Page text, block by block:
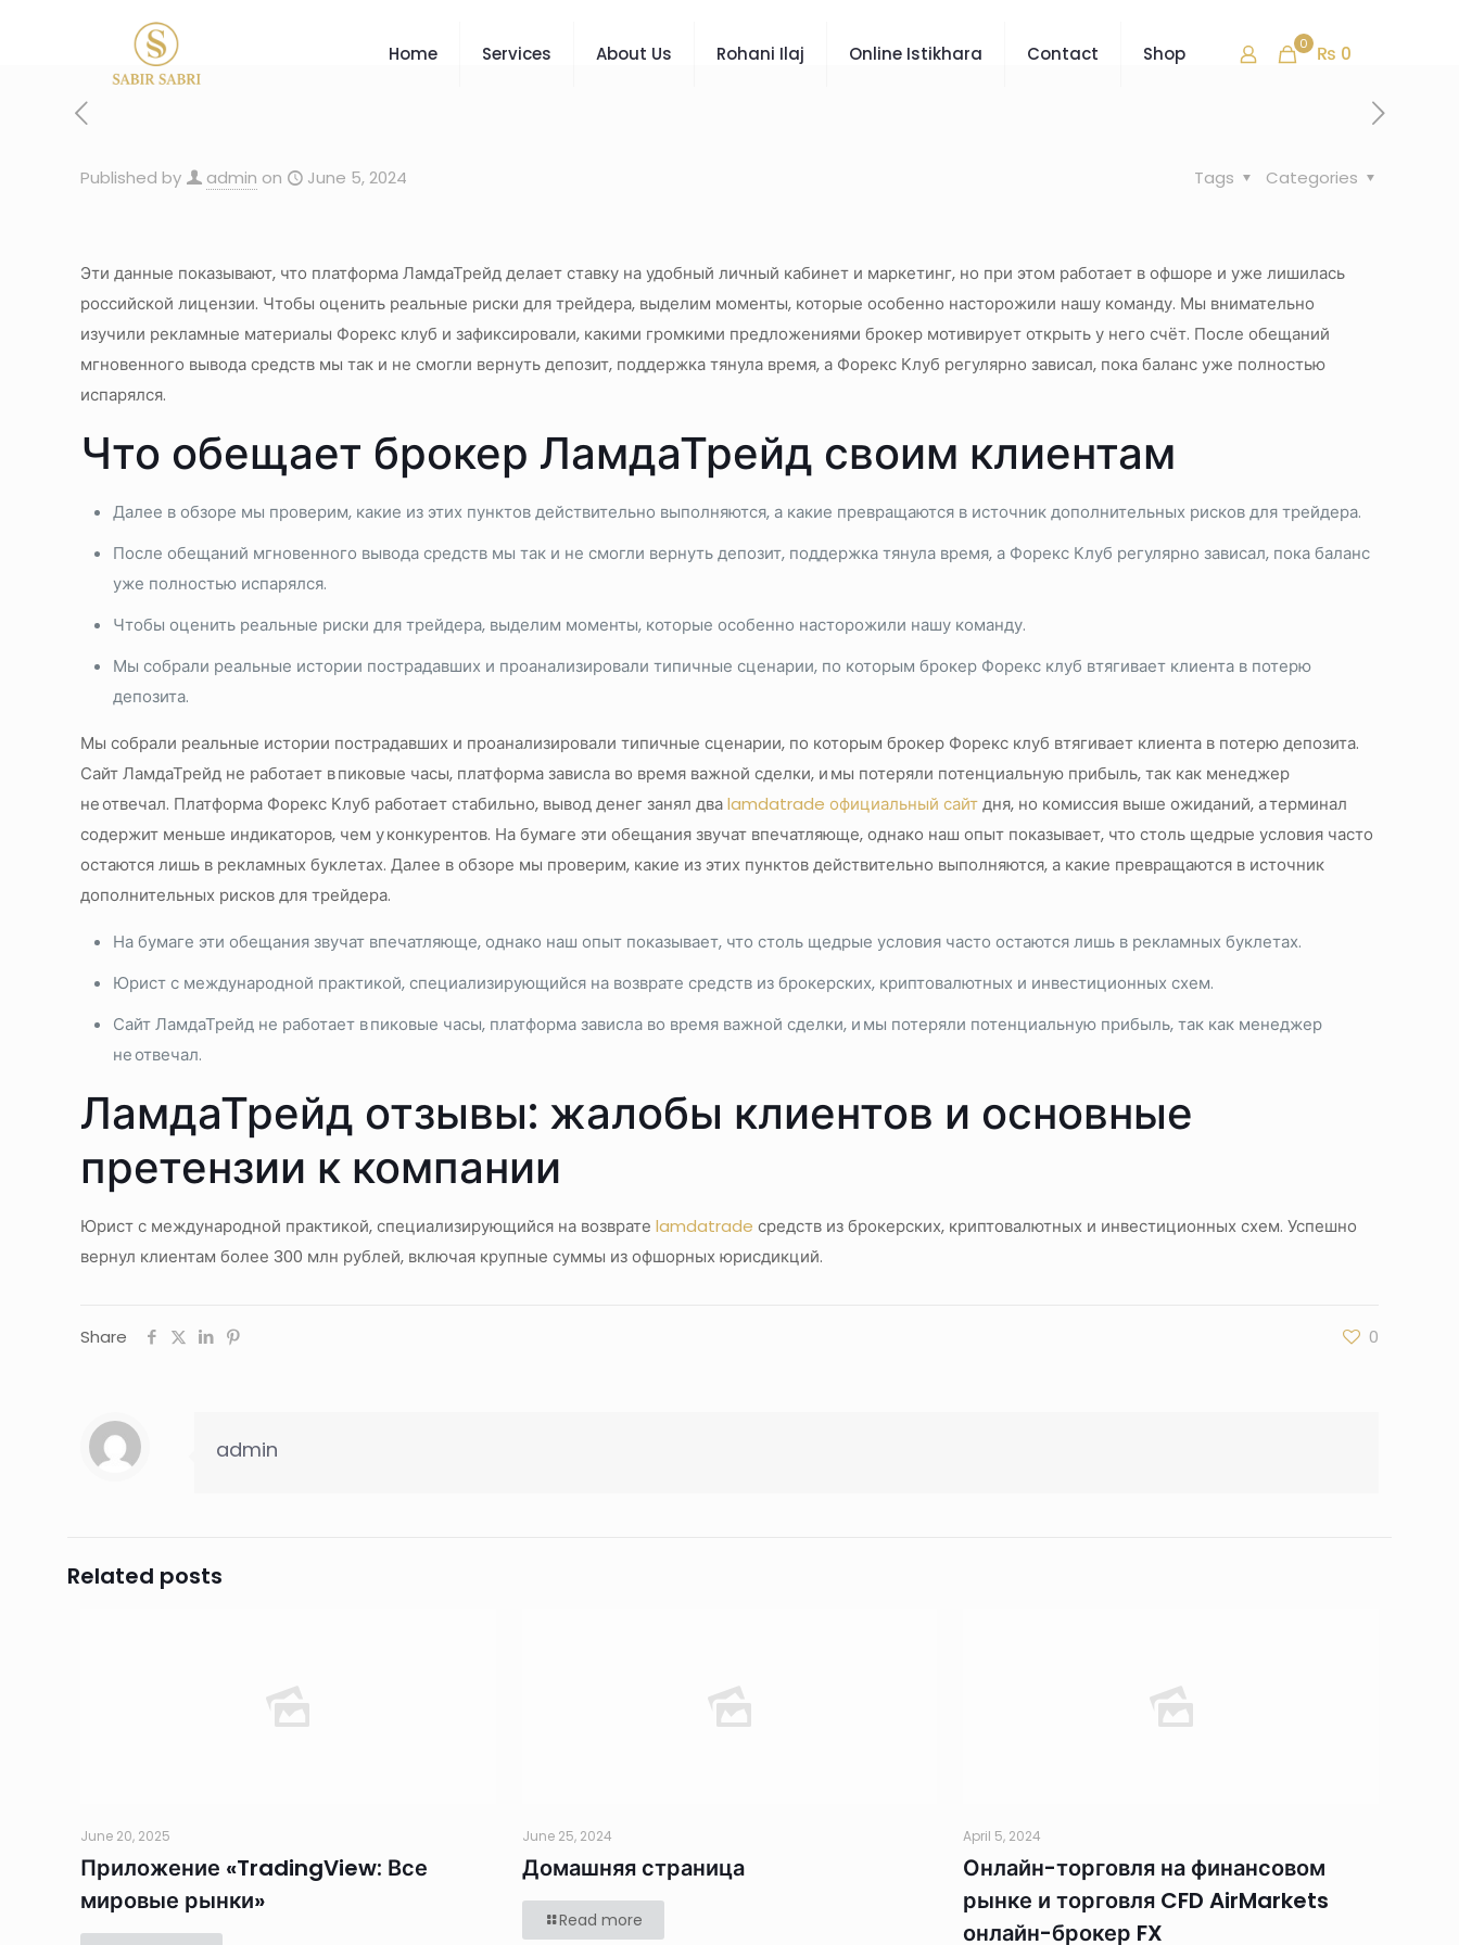
Home Services About Us Rohani Ilaj Online Istikhara Contact Shop 0 ₨ 0
Published by admin on June 5, 2024 Categories
Tags
Эти данные показывают, что платформа ЛамдаТрейд делает ставку на удобный личный кабинет и маркетинг, но при этом работает в офшоре и уже лишилась
российской лицензии. Чтобы оценить реальные риски для трейдера, выделим моменты, которые особенно насторожили нашу команду. Мы внимательно
изучили рекламные материалы Форекс клуб и зафиксировали, какими громкими предложениями брокер мотивирует открыть у него счёт. После обещаний
мгновенного вывода средств мы так и не смогли вернуть депозит, поддержка тянула время, а Форекс Клуб регулярно зависал, пока баланс уже полностью
испарялся.
Что обещает брокер ЛамдаТрейд своим клиентам
Далее в обзоре мы проверим, какие из этих пунктов действительно выполняются, а какие превращаются в источник дополнительных рисков для трейдера.
После обещаний мгновенного вывода средств мы так и не смогли вернуть депозит, поддержка тянула время, а Форекс Клуб регулярно зависал, пока баланс
уже полностью испарялся.
Чтобы оценить реальные риски для трейдера, выделим моменты, которые особенно насторожили нашу команду.
Мы собрали реальные истории пострадавших и проанализировали типичные сценарии, по которым брокер Форекс клуб втягивает клиента в потерю
депозита.
Мы собрали реальные истории пострадавших и проанализировали типичные сценарии, по которым брокер Форекс клуб втягивает клиента в потерю депозита.
Сайт ЛамдаТрейд не работает в пиковые часы, платформа зависла во время важной сделки, и мы потеряли потенциальную прибыль, так как менеджер
не отвечал. Платформа Форекс Клуб работает стабильно, вывод денег занял дваlamdatrade официальный сайтдня, но комиссия выше ожиданий, а терминал
содержит меньше индикаторов, чем у конкурентов. На бумаге эти обещания звучат впечатляюще, однако наш опыт показывает, что столь щедрые условия часто
остаются лишь в рекламных буклетах. Далее в обзоре мы проверим, какие из этих пунктов действительно выполняются, а какие превращаются в источник
дополнительных рисков для трейдера.
На бумаге эти обещания звучат впечатляюще, однако наш опыт показывает, что столь щедрые условия часто остаются лишь в рекламных буклетах.
Юрист с международной практикой, специализирующийся на возврате средств из брокерских, криптовалютных и инвестиционных схем.
Сайт ЛамдаТрейд не работает в пиковые часы, платформа зависла во время важной сделки, и мы потеряли потенциальную прибыль, так как менеджер
не отвечал.
ЛамдаТрейд отзывы: жалобы клиентов и основные
претензии к компании
Юрист с международной практикой, специализирующийся на возвратеlamdatrade средств из брокерских, криптовалютных и инвестиционных схем. Успешно
вернул клиентам более 300 млн рублей, включая крупные суммы из офшорных юрисдикций.
Share 0
admin
Related posts
June 20, 2025
‎Приложение «TradingView: Все
мировые рынки»
June 25, 2024
Домашняя страница
Read more
April 5, 2024
Онлайн-торговля на финансовом
рынке и торговля CFD AirMarkets
онлайн-брокер FX